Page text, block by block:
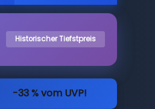
Historischer Tiefstpreis
-33 % vom UVP!